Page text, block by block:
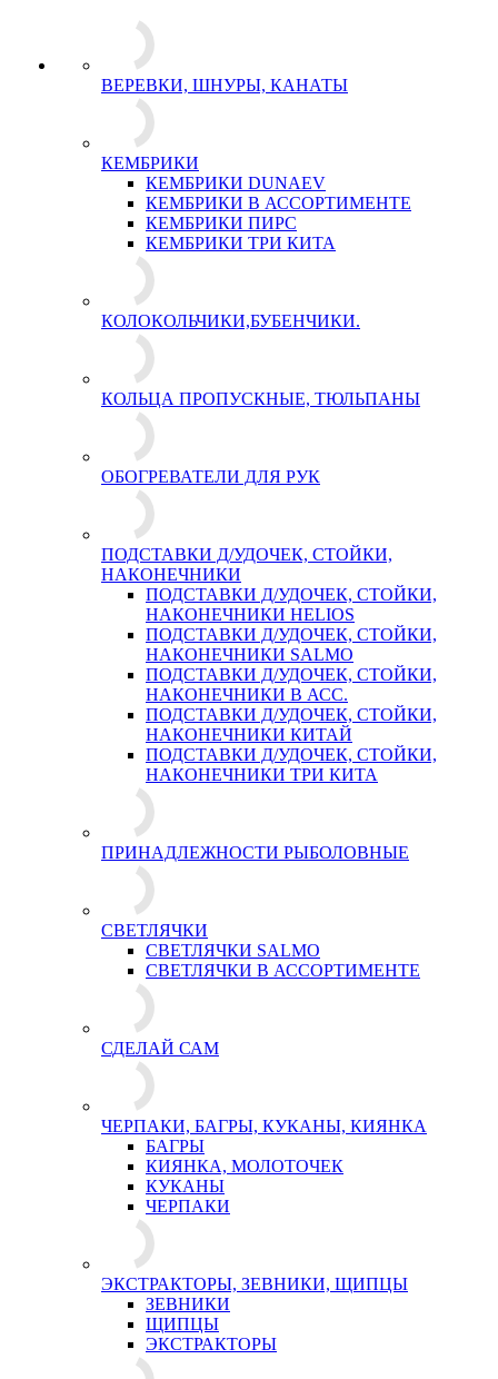
ВЕРЕВКИ, ШНУРЫ, КАНАТЫ
КЕМБРИКИ
КЕМБРИКИ DUNAEV
КЕМБРИКИ В АССОРТИМЕНТЕ
КЕМБРИКИ ПИРС
КЕМБРИКИ ТРИ КИТА
КОЛОКОЛЬЧИКИ,БУБЕНЧИКИ.
КОЛЬЦА ПРОПУСКНЫЕ, ТЮЛЬПАНЫ
ОБОГРЕВАТЕЛИ ДЛЯ РУК
ПОДСТАВКИ Д/УДОЧЕК, СТОЙКИ,
НАКОНЕЧНИКИ
ПОДСТАВКИ Д/УДОЧЕК, СТОЙКИ,
НАКОНЕЧНИКИ HELIOS
ПОДСТАВКИ Д/УДОЧЕК, СТОЙКИ,
НАКОНЕЧНИКИ SALMO
ПОДСТАВКИ Д/УДОЧЕК, СТОЙКИ,
НАКОНЕЧНИКИ В АСС.
ПОДСТАВКИ Д/УДОЧЕК, СТОЙКИ,
НАКОНЕЧНИКИ КИТАЙ
ПОДСТАВКИ Д/УДОЧЕК, СТОЙКИ,
НАКОНЕЧНИКИ ТРИ КИТА
ПРИНАДЛЕЖНОСТИ РЫБОЛОВНЫЕ
СВЕТЛЯЧКИ
СВЕТЛЯЧКИ SALMO
СВЕТЛЯЧКИ В АССОРТИМЕНТЕ
СДЕЛАЙ САМ
ЧЕРПАКИ, БАГРЫ, КУКАНЫ, КИЯНКА
БАГРЫ
КИЯНКА, МОЛОТОЧЕК
КУКАНЫ
ЧЕРПАКИ
ЭКСТРАКТОРЫ, ЗЕВНИКИ, ЩИПЦЫ
ЗЕВНИКИ
ЩИПЦЫ
ЭКСТРАКТОРЫ